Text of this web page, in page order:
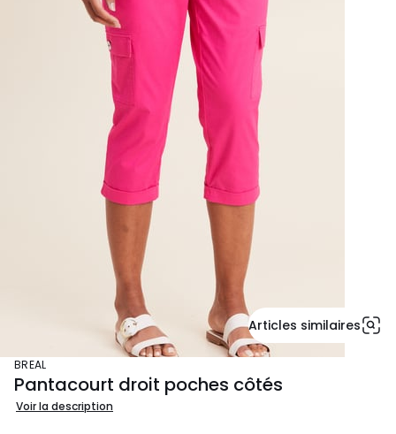
Articles similaires
BREAL
Pantacourt droit poches côtés
Voir la description